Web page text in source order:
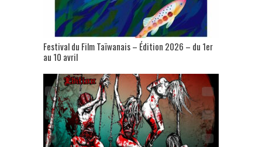
Festival du Film Taïwanais – Édition 2026 – du 1er
au 10 avril